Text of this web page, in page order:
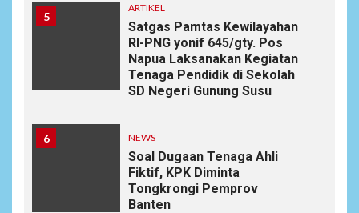
5
ARTIKEL
Satgas Pamtas Kewilayahan
RI-PNG yonif 645/gty. Pos
Napua Laksanakan Kegiatan
Tenaga Pendidik di Sekolah
SD Negeri Gunung Susu
6 NEWS
Soal Dugaan Tenaga Ahli
Fiktif, KPK Diminta
Tongkrongi Pemprov
Banten